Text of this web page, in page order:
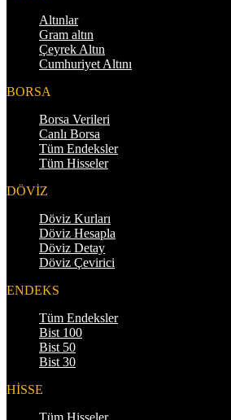
Altınlar
Gram altın
Çeyrek Altın
Cumhuriyet Altını
BORSA
Borsa Verileri
Canlı Borsa
Tüm Endeksler
Tüm Hisseler
DÖVİZ
Döviz Kurları
Döviz Hesapla
Döviz Detay
Döviz Çevirici
ENDEKS
Tüm Endeksler
Bist 100
Bist 50
Bist 30
HİSSE
Tüm Hisseler